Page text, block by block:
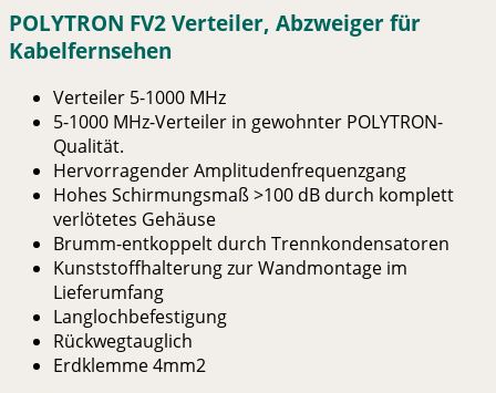
POLYTRON FV2 Verteiler, Abzweiger für
Kabelfernsehen
Verteiler 5-1000 MHz
5-1000 MHz-Verteiler in ge­wohnter POLYTRON-
Qualität.
Hervorragender Amplituden­frequenzgang
Hohes Schirmungsmaß >100 dB durch komplett
verlötetes Gehäuse
Brumm-entkoppelt durch Trennkondensatoren
Kunststoffhalterung zur Wandmontage im
Lieferumfang
Langlochbefestigung
Rückwegtauglich
Erdklemme 4mm2